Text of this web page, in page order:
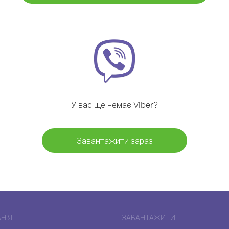
У вас ще немає Viber?
Завантажити зараз
ЗАВАНТАЖИТИ